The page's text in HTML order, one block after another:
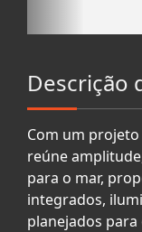
Descrição
Com um
reúne
para o mar,
integrados,
planejados